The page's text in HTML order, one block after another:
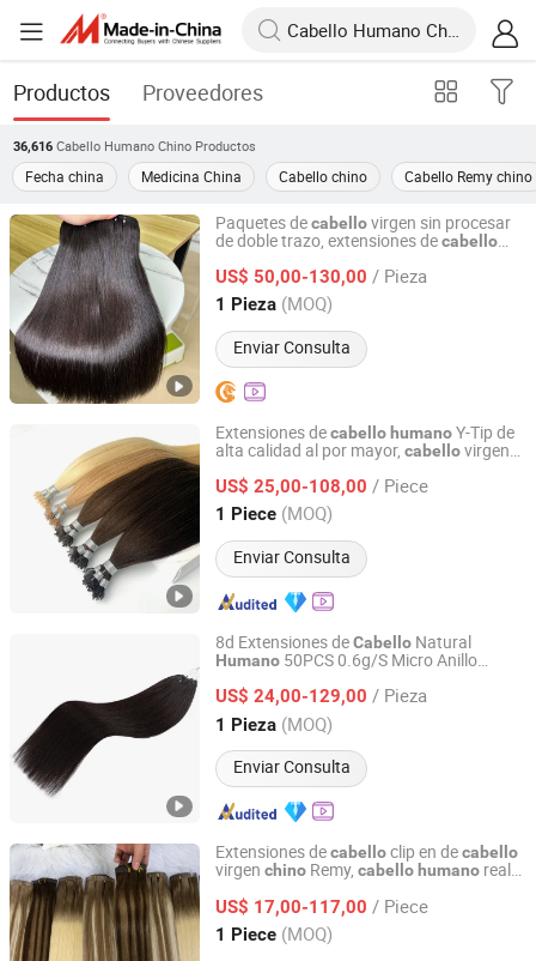
Productos Proveedores
36,616 Cabello Humano Chino Productos
Fecha china Medicina China Cabello chino Cabello Remy chino
Paquetes decabellovirgen sin procesar
de doble trazo, extensiones decabello
humanoalineado con la cutícula
US$ 50,00-130,00 / Pieza
1 Pieza (MOQ)
Enviar Consulta
Guangzhou Beimeijia Trading Co., Ltd.
Guangdong, China Desde 2023
Extensiones decabello humanoY-Tip de
alta calidad al por mayor, cabellovirgen
US$ 25,00-108,00 / Piece
1 Piece (MOQ)
Enviar Consulta
Juancheng Sunze Hair Products Co., Ltd.
Shandong, China Desde 2025
8d Extensiones deCabello Natural
Humano 50PCS 0.6g/S Micro Anillo
con Enlace Micro Bucle de Silicona
Cabello RemyChino
US$ 24,00-129,00 / Pieza
1 Pieza (MOQ)
Enviar Consulta
Juancheng Sunze Hair Products Co., Ltd.
Shandong, China Desde 2025
Extensiones decabelloclip en decabello
virgen chino Remy, cabello humano real
color, longitud y forma personalizables
US$ 17,00-117,00 / Piece
1 Piece (MOQ)
Juancheng Sunze Hair Products Co., Ltd.
Shandong, China Desde 2025